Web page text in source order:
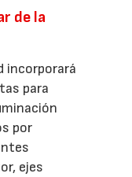
de la
incorporará
para
por
ejes